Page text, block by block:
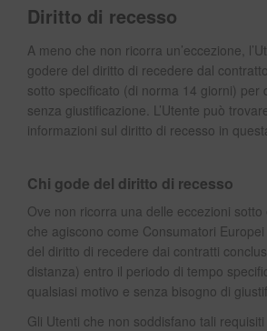
Diritto di recesso
A meno che non ricorra un’eccezione,
godere del diritto di recedere dal
sotto specificato (di norma 14 giorni) per
senza giustificazione. L’Utente può
informazioni sul diritto di recesso in
Chi gode del diritto di recesso
Ove non ricorra una delle eccezioni
che agiscono come Consumatori
del diritto di recedere dai contratti
distanza) entro il periodo di tempo
qualsiasi motivo e senza bisogno di
Gli Utenti che non soddisfano tali